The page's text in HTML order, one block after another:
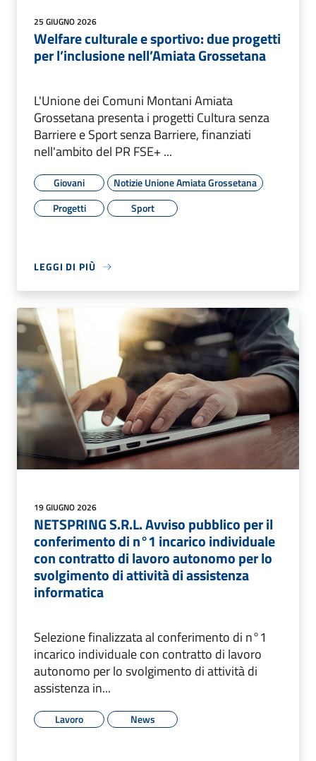
25 GIUGNO 2026
Welfare culturale e sportivo: due progetti
per l’inclusione nell’Amiata Grossetana
L'Unione dei Comuni Montani Amiata
Grossetana presenta i progetti Cultura senza
Barriere e Sport senza Barriere, finanziati
nell'ambito del PR FSE+ ...
Giovani
Notizie Unione Amiata Grossetana
Progetti
Sport
LEGGI DI PIÙ
19 GIUGNO 2026
NETSPRING S.R.L. Avviso pubblico per il
conferimento di n°1 incarico individuale
con contratto di lavoro autonomo per lo
svolgimento di attività di assistenza
informatica
Selezione finalizzata al conferimento di n°1
incarico individuale con contratto di lavoro
autonomo per lo svolgimento di attività di
assistenza in...
Lavoro News